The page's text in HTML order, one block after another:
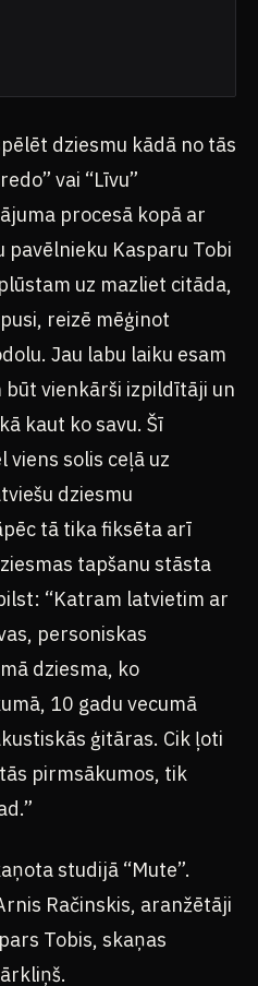
dziesmu kādā no tās
vai “Līvu”
procesā kopā ar
pavēlnieku Kasparu Tobi
uz mazliet citāda,
reizē mēģinot
Jau labu laiku esam
vienkārši izpildītāji un
kaut ko savu. Šī
viens solis ceļā uz
dziesmu
tā tika fiksēta arī
tapšanu stāsta
“Katram latvietim ar
personiskas
dziesma, ko
10 gadu vecumā
ģitāras. Cik ļoti
pirmsākumos, tik
studijā “Mute”.
Račinskis, aranžētāji
Tobis, skaņas